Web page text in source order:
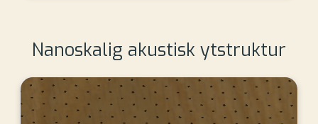
Nanoskalig akustisk ytstruktur